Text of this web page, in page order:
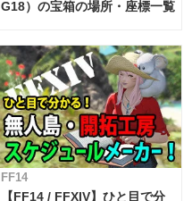
G18）の宝箱の場所・座標一覧
FF14
【FF14 / FFXIV】ひと目で分